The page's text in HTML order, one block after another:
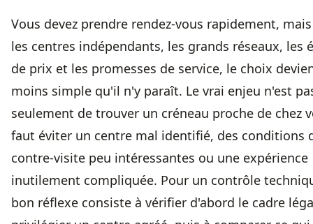
Vous devez prendre rendez-vous rapidement,
les centres indépendants, les grands réseaux, les
de prix et les promesses de service, le choix
moins simple qu'il n'y paraît. Le vrai enjeu n'est
seulement de trouver un créneau proche de chez
faut éviter un centre mal identifié, des conditions
contre-visite peu intéressantes ou une expérience
inutilement compliquée. Pour un contrôle
bon réflexe consiste à vérifier d'abord le cadre